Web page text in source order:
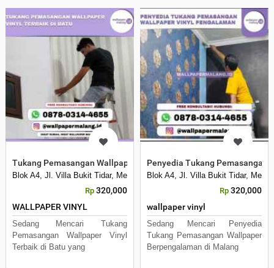
Tukang Pemasangan Wallpaper Vinyl Terbaik di Batu
Blok A4, Jl. Villa Bukit Tidar, Merjosari, Kec. Lowokwaru, Kota Malang,
Rp 320,000
WALLPAPER VINYL
Sedang Mencari Tukang
Pemasangan Wallpaper Vinyl
Terbaik di Batu yang
Penyedia Tukang Pemasangan
Blok A4, Jl. Villa Bukit Tidar,
Rp 320,000
wallpaper vinyl
Sedang Mencari Penyedia
Tukang Pemasangan Wallpaper
Berpengalaman di Malang